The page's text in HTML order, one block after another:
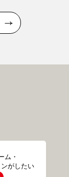
ム・
がしたい